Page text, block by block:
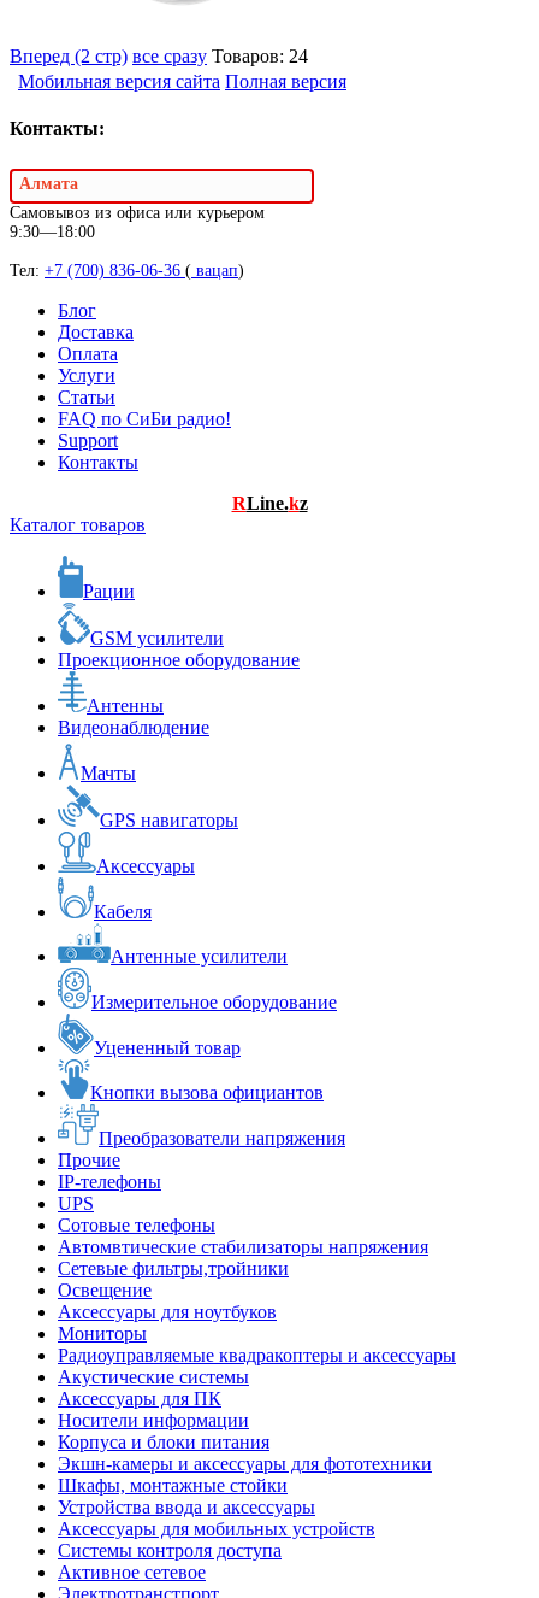
Вперед (2 стр) все сразу Товаров: 24
Мобильная версия сайта Полная версия
Контакты:
Алмата
Самовывоз из офиса или курьером
9:30—18:00
Тел: +7 (700) 836-06-36 ( вацап)
Блог
Доставка
Оплата
Услуги
Статьи
FAQ по СиБи радио!
Support
Контакты
RLine.kz
Каталог товаров
Рации
GSM усилители
Проекционное оборудование
Антенны
Видеонаблюдение
Мачты
GPS навигаторы
Аксессуары
Кабеля
Антенные усилители
Измерительное оборудование
Уцененный товар
Кнопки вызова официантов
Преобразователи напряжения
Прочие
IP-телефоны
UPS
Сотовые телефоны
Автомвтические стабилизаторы напряжения
Сетевые фильтры,тройники
Освещение
Аксессуары для ноутбуков
Мониторы
Радиоуправляемые квадракоптеры и аксессуары
Акустические системы
Аксессуары для ПК
Носители информации
Корпуса и блоки питания
Экшн-камеры и аксессуары для фототехники
Шкафы, монтажные стойки
Устройства ввода и аксессуары
Аксессуары для мобильных устройств
Системы контроля доступа
Активное сетевое
Электротранстпорт